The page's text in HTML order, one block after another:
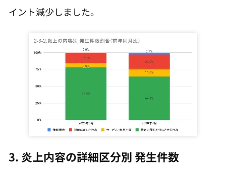
イント減少しました。
3. 炎上内容の詳細区分別 発生件数